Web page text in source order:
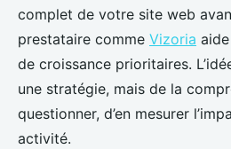
complet de votre site web
prestataire comme Vizoria
de croissance prioritaires.
une stratégie, mais de la
questionner, d’en mesurer
activité.